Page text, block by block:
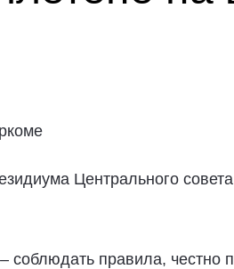
Центрального
соблюдать правила, честно